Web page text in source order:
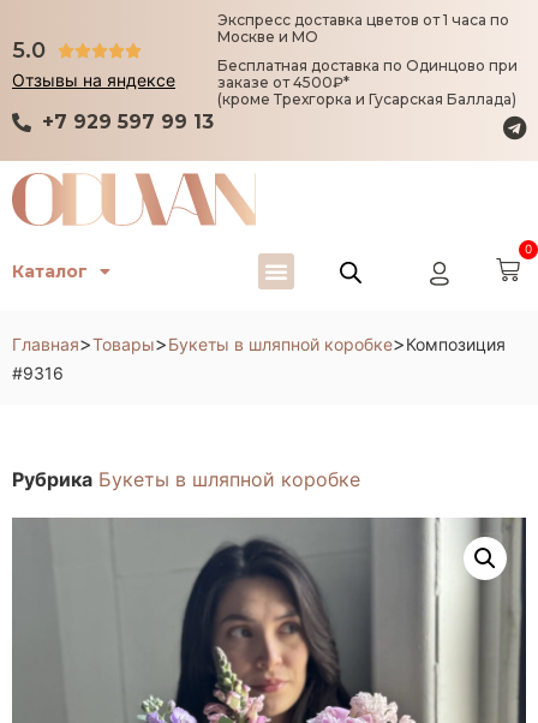
5.0 
Отзывы на яндексе
Экспресс доставка цветов от 1 часа по
Москве и МО
Бесплатная доставка по Одинцово при
заказе от 4500₽*
(кроме Трехгорка и Гусарская Баллада)
+7 929 597 99 13
Каталог
0
Главная>Товары>Букеты в шляпной коробке>Композиция
#9316
Рубрика Букеты в шляпной коробке